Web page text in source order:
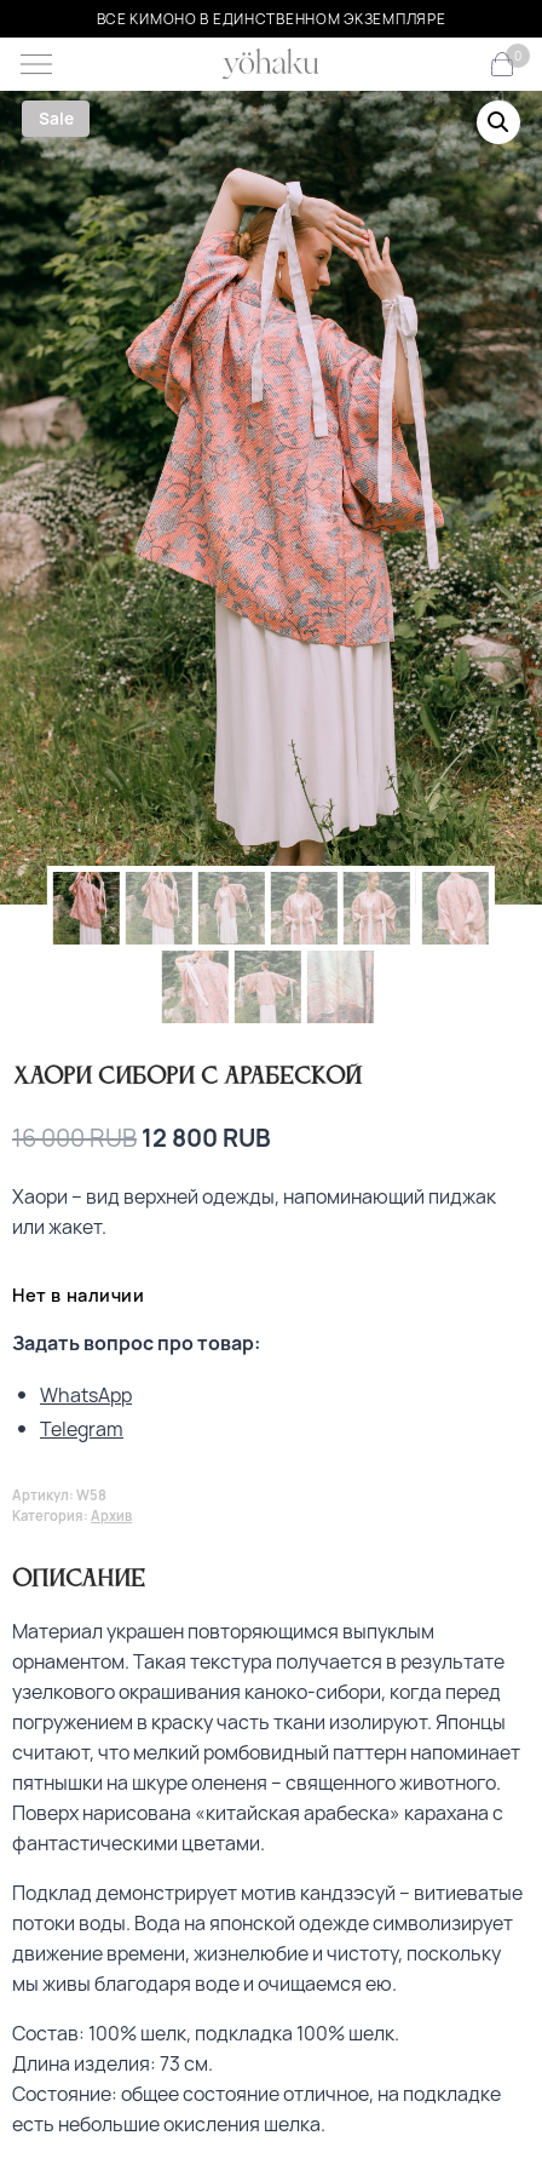
ВСЕ КИМОНО В ЕДИНСТВЕННОМ ЭКЗЕМПЛЯРЕ
0
Sale
Хаори сибори с арабеской
16 000RUB12 800 RUB
Хаори – вид верхней одежды, напоминающий пиджак
или жакет.
Нет в наличии
Задать вопрос про товар:
WhatsApp
Telegram
Артикул: W58
Категория: Архив
Описание
Материал украшен повторяющимся выпуклым
орнаментом. Такая текстура получается в результате
узелкового окрашивания каноко-сибори, когда перед
погружением в краску часть ткани изолируют. Японцы
считают, что мелкий ромбовидный паттерн напоминает
пятнышки на шкуре олененя – священного животного.
Поверх нарисована «китайская арабеска» карахана с
фантастическими цветами.
Подклад демонстрирует мотив кандзэсуй – витиеватые
потоки воды. Вода на японской одежде символизирует
движение времени, жизнелюбие и чистоту, поскольку
мы живы благодаря воде и очищаемся ею.
Состав: 100% шелк, подкладка 100% шелк.
Длина изделия: 73 см.
Состояние:общее состояние отличное, на подкладке
есть небольшие окисления шелка.